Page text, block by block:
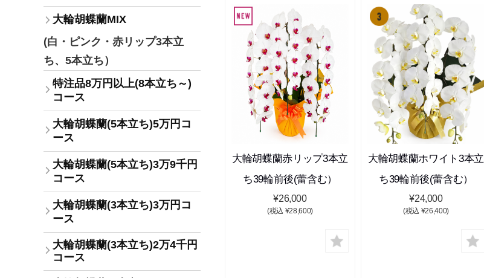
大輪胡蝶蘭赤リップ3本立
ち39輪前後(蕾含む）
¥26,000
(税込 ¥28,600)
大輪胡蝶蘭ホワイト3本立
ち39輪前後(蕾含む）
¥24,000
(税込 ¥26,400)
大輪胡蝶蘭MIX
(白・ピンク・赤リップ3本立
ち、5本立ち）
特注品8万円以上(8本立ち～)
コース
大輪胡蝶蘭(5本立ち)5万円コ
ース
大輪胡蝶蘭(5本立ち)3万9千円
コース
大輪胡蝶蘭(3本立ち)3万円コ
ース
大輪胡蝶蘭(3本立ち)2万4千円
コース